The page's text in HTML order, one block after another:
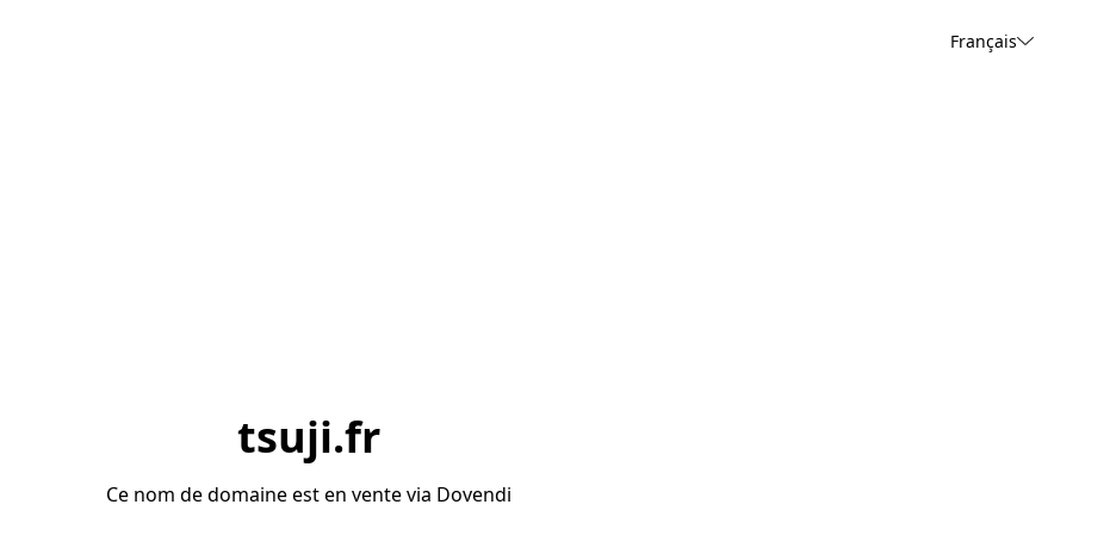
Français
tsuji.fr
Ce nom de domaine est en vente via Dovendi